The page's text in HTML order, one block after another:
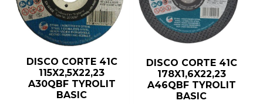
DISCO CORTE 41C
115X2,5X22,23
A30QBF TYROLIT
BASIC
DISCO CORTE 41C
178X1,6X22,23
A46QBF TYROLIT
BASIC